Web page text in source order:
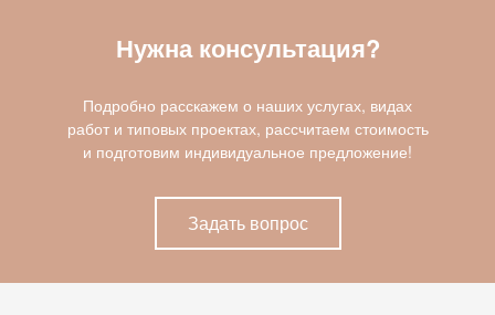
Нужна консультация?
Подробно расскажем о наших услугах, видах
работ и типовых проектах, рассчитаем стоимость
и подготовим индивидуальное предложение!
Задать вопрос